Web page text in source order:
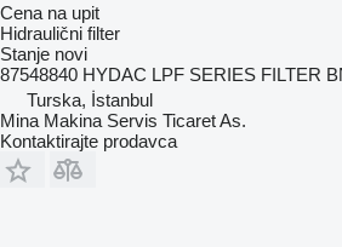
Cena na upit
Hidraulični filter
Stanje novi
87548840 HYDAC LPF SERIES FILTER
Turska, İstanbul
Mina Makina Servis Ticaret As.
Kontaktirajte prodavca